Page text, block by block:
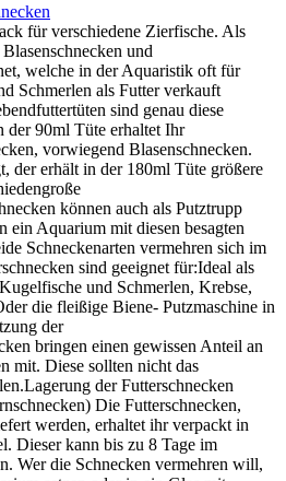
für verschiedene Zierfische. Als
und
welche in der Aquaristik oft für
Schmerlen als Futter verkauft
sind genau diese
der 90ml Tüte erhaltet Ihr
vorwiegend Blasenschnecken.
der erhält in der 180ml Tüte größere
können auch als Putztrupp
ein Aquarium mit diesen besagten
Schneckenarten vermehren sich im
sind geeignet für:Ideal als
und Schmerlen, Krebse,
die fleißige Biene- Putzmaschine in
der
bringen einen gewissen Anteil an
mit. Diese sollten nicht das
der Futterschnecken
Die Futterschnecken,
werden, erhaltet ihr verpackt in
Dieser kann bis zu 8 Tage im
Wer die Schnecken vermehren will,